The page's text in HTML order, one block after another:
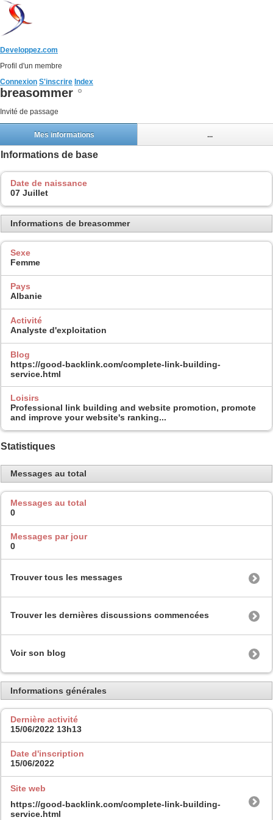
Developpez.com
Profil d'un membre
Connexion S'inscrire Index
breasommer
Invité de passage
Mes informations ...
Informations de base
Date de naissance
07 Juillet
Informations de breasommer
Sexe
Femme
Pays
Albanie
Activité
Analyste d'exploitation
Blog
https://good-backlink.com/complete-link-building-
service.html
Loisirs
Professional link building and website promotion, promote
and improve your website's ranking...
Statistiques
Messages au total
Messages au total
0
Messages par jour
0
Trouver tous les messages
Trouver les dernières discussions commencées
Voir son blog
Informations générales
Dernière activité
15/06/2022 13h13
Date d'inscription
15/06/2022
Site web
https://good-backlink.com/complete-link-building-
service.html